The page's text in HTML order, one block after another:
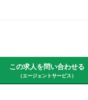
この求人を問い合わせる
（エージェントサービス）